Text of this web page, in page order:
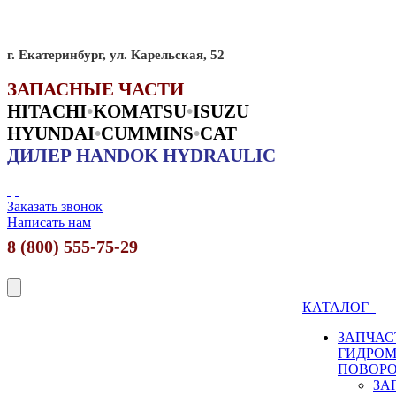
г. Екатеринбург, ул. Карельская, 52
ЗАПАСНЫЕ ЧАСТИ
HITACHI•KOMATSU•ISUZU
HYUNDAI•CUMMINS•CAT
ДИЛЕР HANDOK HYDRAULIC
Заказать звонок
Написать нам
8 (800) 555-75-29
КАТАЛОГ